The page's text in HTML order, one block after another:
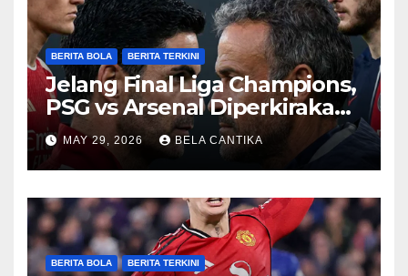
BERITA BOLA BERITA TERKINI
Jelang Final Liga Champions,
PSG vs Arsenal Diperkirakan
Sengit
MAY 29, 2026 BELA CANTIKA
BERITA BOLA BERITA TERKINI